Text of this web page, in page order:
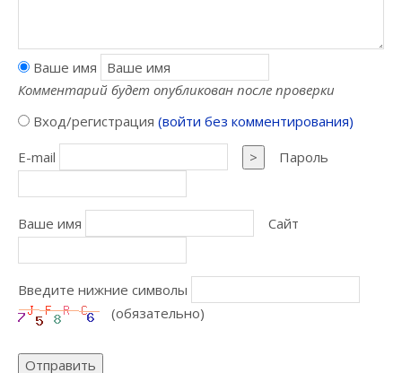
Ваше имя
Комментарий будет опубликован после проверки
Вход/регистрация (войти без комментирования)
E-mail
> Пароль
Ваше имя Сайт
Введите нижние символы
(обязательно)
Отправить